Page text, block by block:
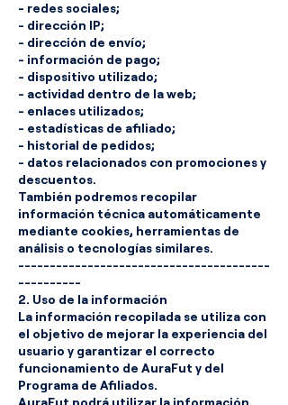
- redes sociales;
- dirección IP;
- dirección de envío;
- información de pago;
- dispositivo utilizado;
- actividad dentro de la web;
- enlaces utilizados;
- estadísticas de afiliado;
- historial de pedidos;
- datos relacionados con promociones y
descuentos.
También podremos recopilar
información técnica automáticamente
mediante cookies, herramientas de
análisis o tecnologías similares.
----------------------------------------
----------
2. Uso de la información
La información recopilada se utiliza con
el objetivo de mejorar la experiencia del
usuario y garantizar el correcto
funcionamiento de AuraFut y del
Programa de Afiliados.
AuraFut podrá utilizar la información